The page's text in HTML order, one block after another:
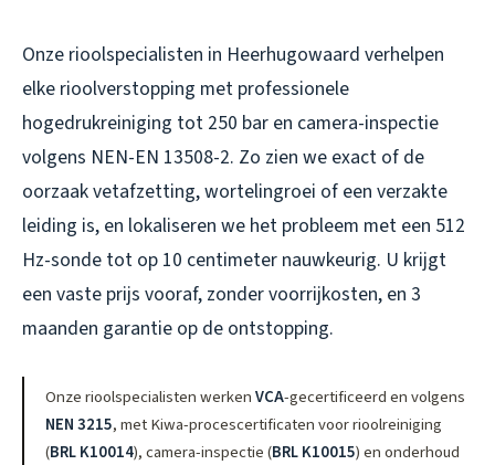
Onze rioolspecialisten in Heerhugowaard verhelpen
elke rioolverstopping met professionele
hogedrukreiniging tot 250 bar en camera-inspectie
volgens NEN-EN 13508-2. Zo zien we exact of de
oorzaak vetafzetting, wortelingroei of een verzakte
leiding is, en lokaliseren we het probleem met een 512
Hz-sonde tot op 10 centimeter nauwkeurig. U krijgt
een vaste prijs vooraf, zonder voorrijkosten, en 3
maanden garantie op de ontstopping.
Onze rioolspecialisten werkenVCA-gecertificeerd en volgens
NEN 3215, met Kiwa-procescertificaten voor rioolreiniging
(BRL K10014), camera-inspectie (BRL K10015) en onderhoud